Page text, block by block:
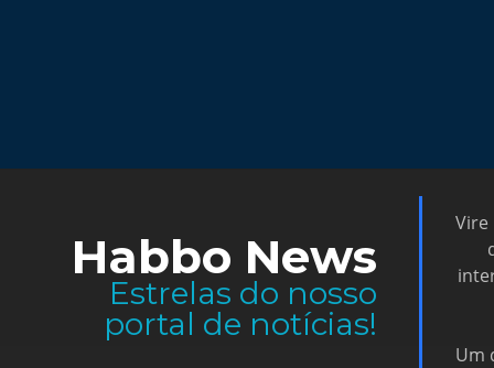
Habbo News
Estrelas do nosso
portal de notícias!
Vire
Um